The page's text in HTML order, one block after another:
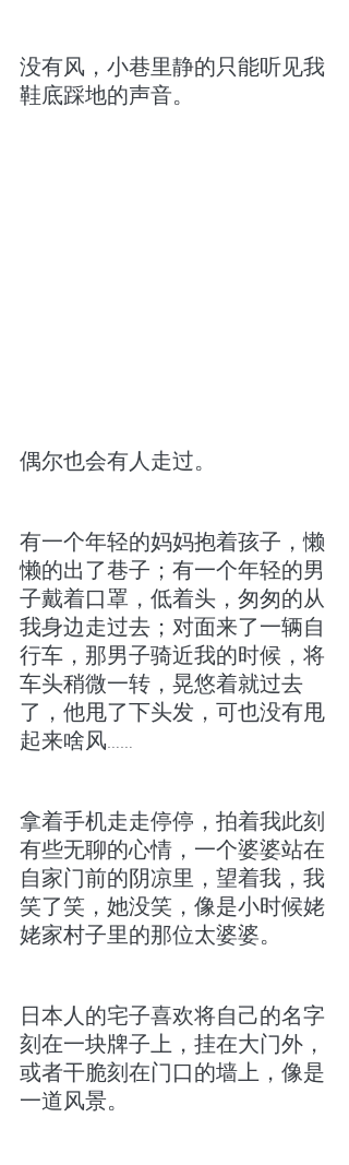
没有风，小巷里静的只能听见我
鞋底踩地的声音。
偶尔也会有人走过。
有一个年轻的妈妈抱着孩子，懒
懒的出了巷子；有一个年轻的男
子戴着口罩，低着头，匆匆的从
我身边走过去；对面来了一辆自
行车，那男子骑近我的时候，将
车头稍微一转，晃悠着就过去
了，他甩了下头发，可也没有甩
起来啥风……
拿着手机走走停停，拍着我此刻
有些无聊的心情，一个婆婆站在
自家门前的阴凉里，望着我，我
笑了笑，她没笑，像是小时候姥
姥家村子里的那位太婆婆。
日本人的宅子喜欢将自己的名字
刻在一块牌子上，挂在大门外，
或者干脆刻在门口的墙上，像是
一道风景。